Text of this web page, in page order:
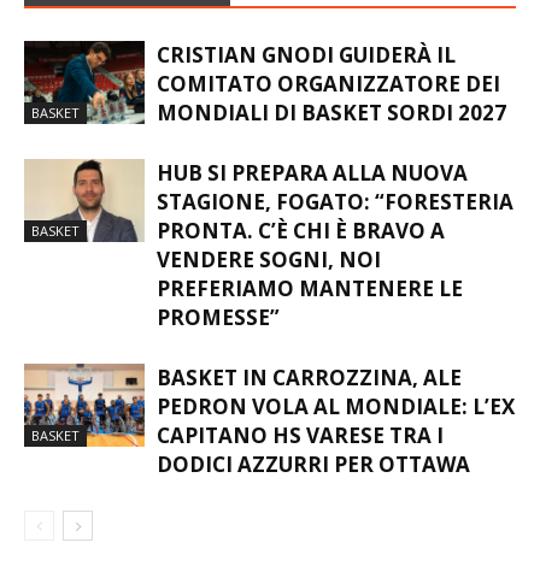
BASKET
CRISTIAN GNODI GUIDERÀ IL
COMITATO ORGANIZZATORE DEI
MONDIALI DI BASKET SORDI 2027
BASKET
HUB SI PREPARA ALLA NUOVA
STAGIONE, FOGATO: “FORESTERIA
PRONTA. C’È CHI È BRAVO A
VENDERE SOGNI, NOI
PREFERIAMO MANTENERE LE
PROMESSE”
BASKET
BASKET IN CARROZZINA, ALE
PEDRON VOLA AL MONDIALE: L’EX
CAPITANO HS VARESE TRA I
DODICI AZZURRI PER OTTAWA